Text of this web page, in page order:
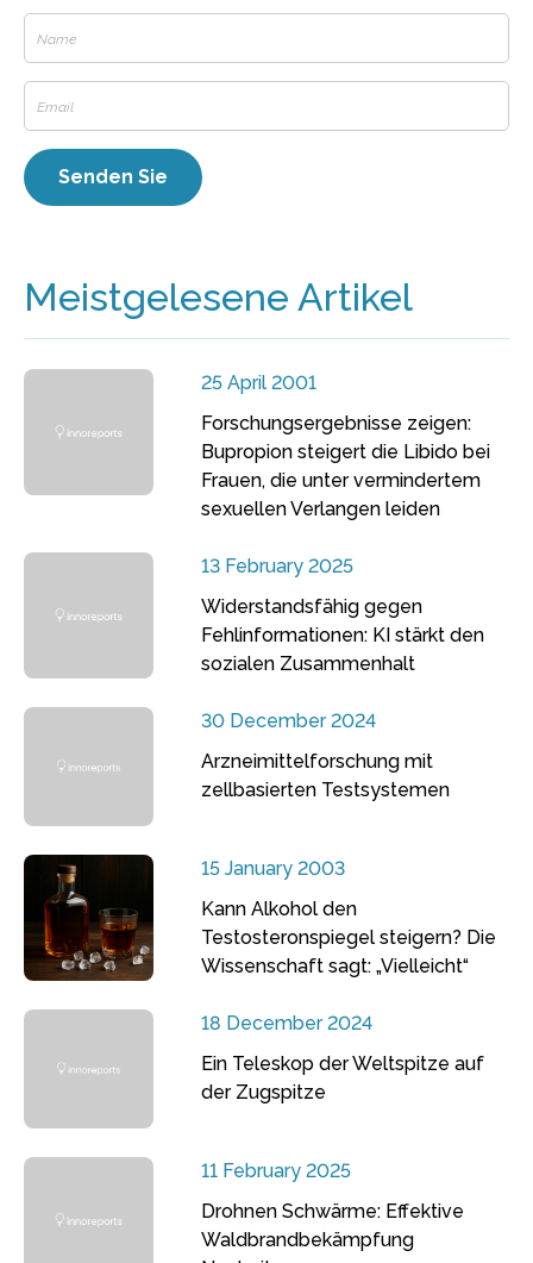
Meistgelesene Artikel
25 April 2001
Forschungsergebnisse zeigen:
Bupropion steigert die Libido bei
Frauen, die unter vermindertem
sexuellen Verlangen leiden
13 February 2025
Widerstandsfähig gegen
Fehlinformationen: KI stärkt den
sozialen Zusammenhalt
30 December 2024
Arzneimittelforschung mit
zellbasierten Testsystemen
15 January 2003
Kann Alkohol den
Testosteronspiegel steigern? Die
Wissenschaft sagt: „Vielleicht“
18 December 2024
Ein Teleskop der Weltspitze auf
der Zugspitze
11 February 2025
Drohnen Schwärme: Effektive
Waldbrandbekämpfung